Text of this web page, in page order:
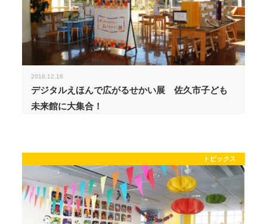
2016.12.16
デジタルえほんで広がるせかい展 佐久市子ども
未来館に大集合！
トピックス